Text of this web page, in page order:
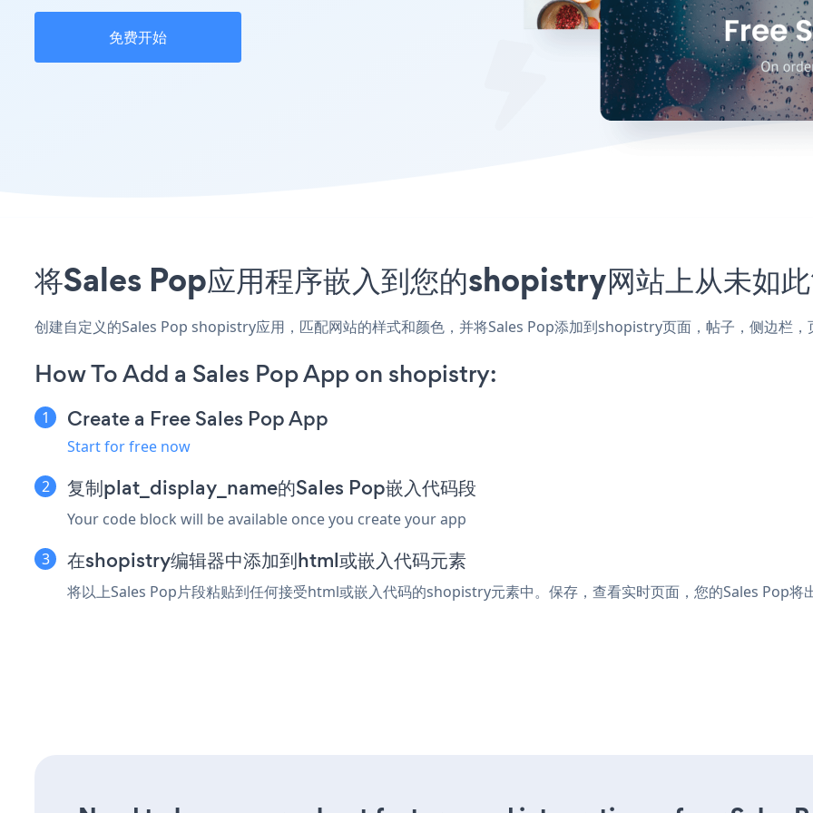
免费开始
将Sales Pop应用程序嵌入到您的shopistry网站上从未如
创建自定义的Sales Pop shopistry应用，匹配网站的样式和颜色，并将Sales Pop添加到shopistry页面，帖子，侧边栏
How To Add a Sales Pop App on shopistry:
Create a Free Sales Pop App
Start for free now
复制plat_display_name的Sales Pop嵌入代码段
Your code block will be available once you create your app
在shopistry编辑器中添加到html或嵌入代码元素
将以上Sales Pop片段粘贴到任何接受html或嵌入代码的shopistry元素中。保存，查看实时页面，您的Sales Pop将